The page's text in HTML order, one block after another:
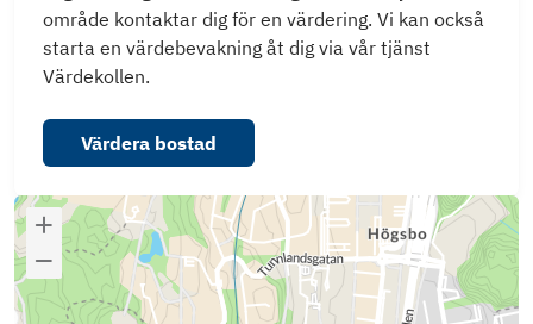
område kontaktar dig för en värdering. Vi kan också
starta en värdebevakning åt dig via vår tjänst
Värdekollen.
Värdera bostad